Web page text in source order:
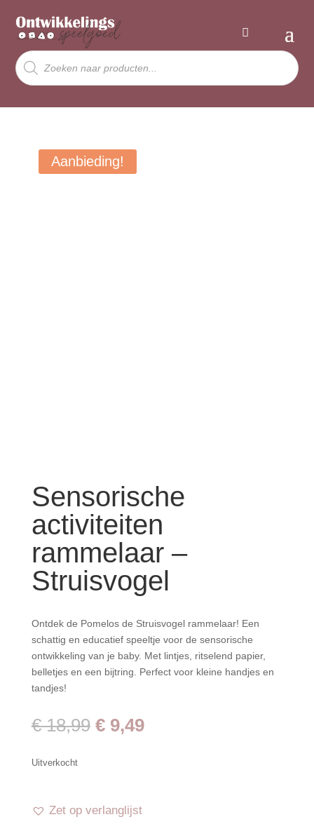
Producten
zoeken
Aanbieding!
Sensorische
activiteiten
rammelaar –
Struisvogel
Ontdek de Pomelos de Struisvogel rammelaar! Een
schattig en educatief speeltje voor de sensorische
ontwikkeling van je baby. Met lintjes, ritselend papier,
belletjes en een bijtring. Perfect voor kleine handjes en
tandjes!
€18,99 Oorspronkelijke
prijs
€9,49Huidige
Uitverkocht
Zet op verlanglijst